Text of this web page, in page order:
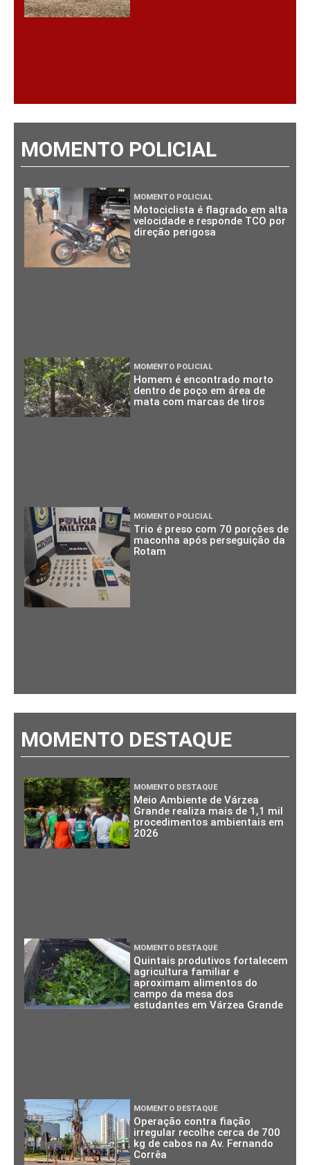
MOMENTO POLICIAL
MOMENTO POLICIAL
Motociclista é flagrado em alta
velocidade e responde TCO por
direção perigosa
MOMENTO POLICIAL
Homem é encontrado morto
dentro de poço em área de
mata com marcas de tiros
MOMENTO POLICIAL
Trio é preso com 70 porções de
maconha após perseguição da
Rotam
MOMENTO DESTAQUE
MOMENTO DESTAQUE
Meio Ambiente de Várzea
Grande realiza mais de 1,1 mil
procedimentos ambientais em
2026
MOMENTO DESTAQUE
Quintais produtivos fortalecem
agricultura familiar e
aproximam alimentos do
campo da mesa dos
estudantes em Várzea Grande
MOMENTO DESTAQUE
Operação contra fiação
irregular recolhe cerca de 700
kg de cabos na Av. Fernando
Corrêa